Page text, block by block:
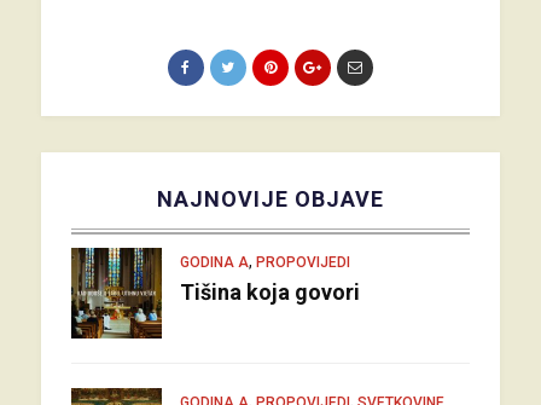
NAJNOVIJE OBJAVE
GODINA A, PROPOVIJEDI
Tišina koja govori
, ,